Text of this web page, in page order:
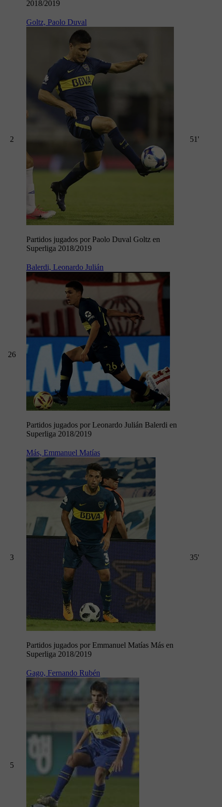
2018/2019
2
Goltz, Paolo Duval
Partidos jugados por Paolo Duval Goltz en
Superliga 2018/2019
51'
26
Balerdi, Leonardo Julián
Partidos jugados por Leonardo Julián Balerdi en
Superliga 2018/2019
3
Más, Emmanuel Matías
Partidos jugados por Emmanuel Matías Más en
Superliga 2018/2019
35'
5
Gago, Fernando Rubén